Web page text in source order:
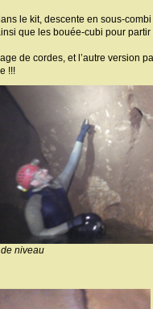
le kit, descente en sous-combi
que les bouée-cubi pour
de cordes, et l’autre version
!!!
niveau